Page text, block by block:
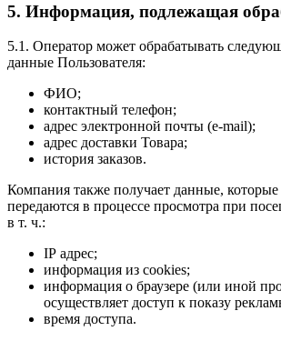
5. Информация, подлежащая
5.1. Оператор может обрабатывать
данные Пользователя:
ФИО;
контактный телефон;
адрес электронной почты (e-mail);
адрес доставки Товара;
история заказов.
Компания также получает данные, которые
передаются в процессе просмотра при
в т. ч.:
IP адрес;
информация из cookies;
информация о браузере (или иной
осуществляет доступ к показу
время доступа.